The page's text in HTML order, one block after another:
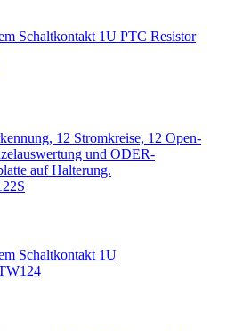
Schaltkontakt 1U PTC Resistor
12 Stromkreise, 12 Open-
und ODER-
auf Halterung.
Schaltkontakt 1U